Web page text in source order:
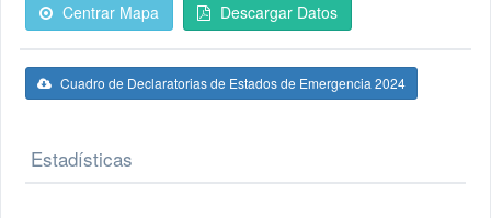
Centrar Mapa Descargar Datos
Cuadro de Declaratorias de Estados de Emergencia 2024
Estadísticas